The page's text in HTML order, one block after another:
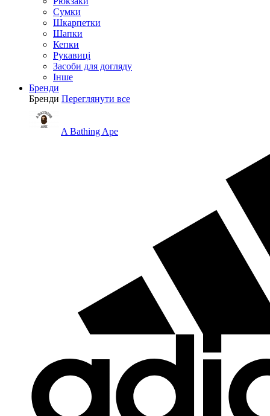
Сумки
Шкарпетки
Шапки
Кепки
Рукавиці
Засоби для догляду
Інше
Бренди
Бренди Переглянути все
A Bathing Ape